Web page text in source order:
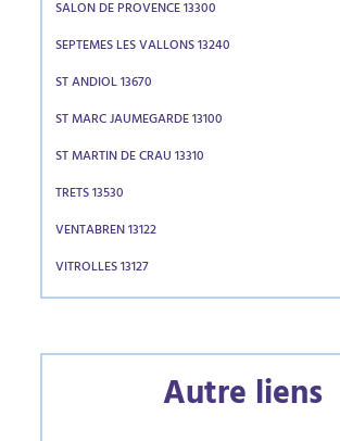
SALON DE PROVENCE 13300
SEPTEMES LES VALLONS 13240
ST ANDIOL 13670
ST MARC JAUMEGARDE 13100
ST MARTIN DE CRAU 13310
TRETS 13530
VENTABREN 13122
VITROLLES 13127
Autre liens